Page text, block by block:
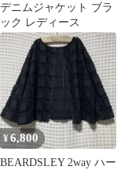
デニムジャケット ブラ
ック レディース
¥6,800
BEARDSLEY 2way ハー